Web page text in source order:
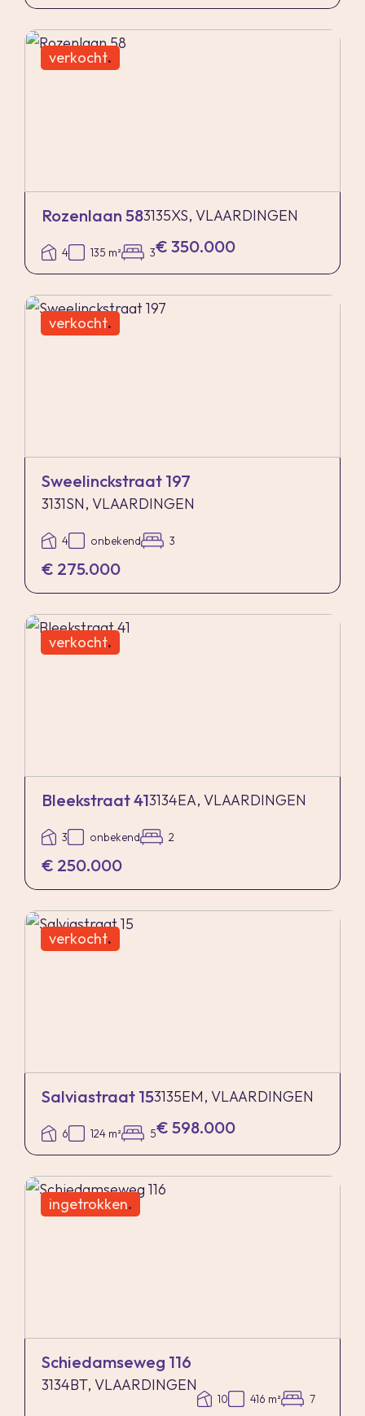
verkocht.
Rozenlaan 583135XS, VLAARDINGEN
4 135 m² 3€ 350.000
verkocht.
Sweelinckstraat 197
3131SN, VLAARDINGEN
4 onbekend 3
€ 275.000
verkocht.
Bleekstraat 413134EA, VLAARDINGEN
3 onbekend 2
€ 250.000
verkocht.
Salviastraat 153135EM, VLAARDINGEN
6 124 m² 5€ 598.000
ingetrokken.
Schiedamseweg 116
3134BT, VLAARDINGEN
10 416 m² 7